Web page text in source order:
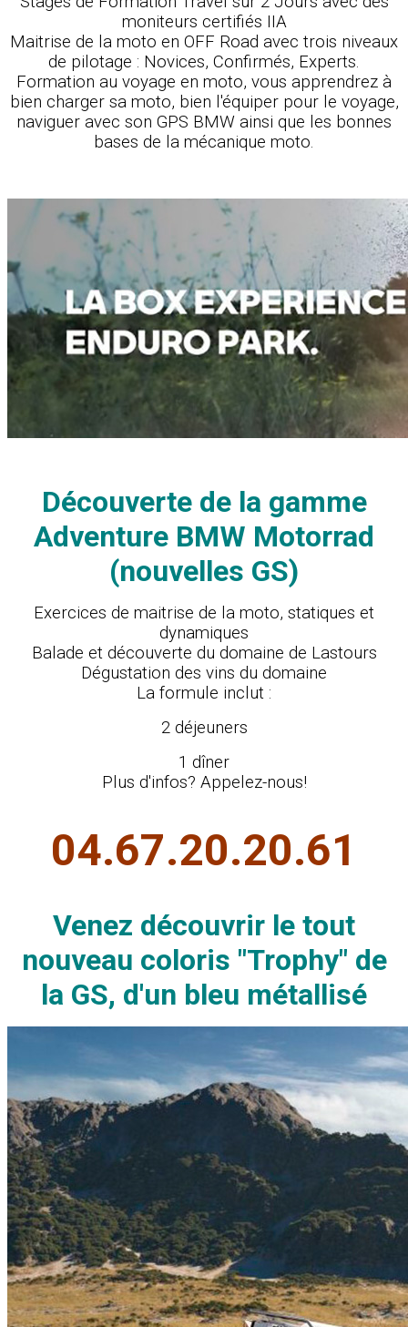
moniteurs certifiés IIA
Maitrise de la moto en OFF Road avec trois niveaux
de pilotage : Novices, Confirmés, Experts.
Formation au voyage en moto, vous apprendrez à
bien charger sa moto, bien l'équiper pour le voyage,
naviguer avec son GPS BMW ainsi que les bonnes
bases de la mécanique moto.
Découverte de la gamme
Adventure BMW Motorrad
(nouvelles GS)
Exercices de maitrise de la moto, statiques et
dynamiques
Balade et découverte du domaine de Lastours
Dégustation des vins du domaine
La formule inclut :
2 déjeuners
1 dîner
Plus d'infos? Appelez-nous!
04.67.20.20.61
Venez découvrir le tout
nouveau coloris "Trophy" de
la GS, d'un bleu métallisé